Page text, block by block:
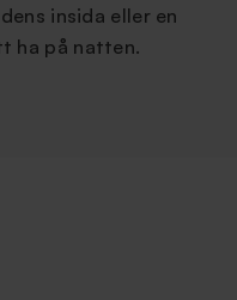
insida eller en
ha på natten.